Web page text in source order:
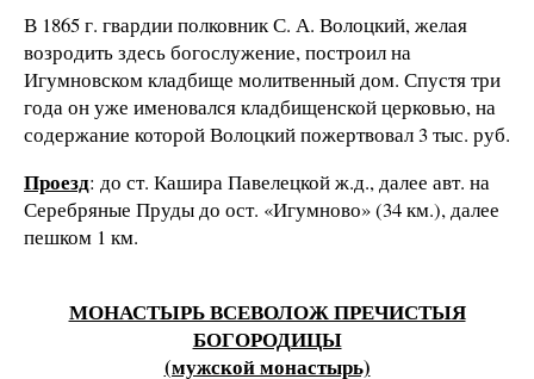
В 1865 г. гвардии полковник С. А. Волоцкий, желая
возродить здесь богослужение, построил на
Игумновском кладбище молитвенный дом. Спустя три
года он уже именовался кладбищенской церковью, на
содержание которой Волоцкий пожертвовал 3 тыс. руб.
Проезд: до ст. Кашира Павелецкой ж.д., далее авт. на
Серебряные Пруды до ост. «Игумново» (34 км.), далее
пешком 1 км.
МОНАСТЫРЬ ВСЕВОЛОЖ ПРЕЧИСТЫЯ
БОГОРОДИЦЫ
(мужской монастырь)